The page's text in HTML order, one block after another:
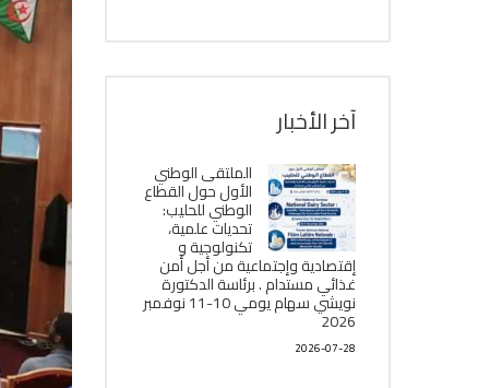
آخر الأخبار
الملتقى الوطني
الأول حول القطاع
الوطني للحليب:
تحديات علمية،
تكنولوجية و
إقتصادية وإجتماعية من أجل أمن
غذائي مستدام . برئاسة الدكتورة
نويشي سهام يومي 10-11 نوفمبر
2026
2026-07-28